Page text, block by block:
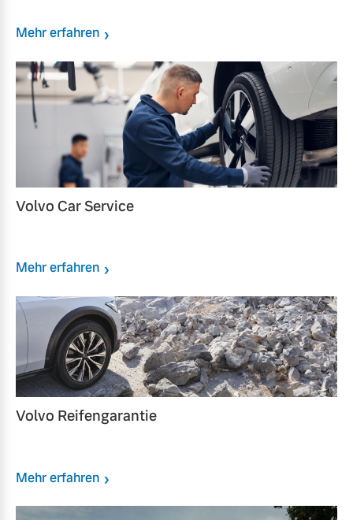
Mehr erfahren
Volvo Car Service
Mehr erfahren
Volvo Reifengarantie
Mehr erfahren